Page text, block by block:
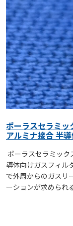
ポーラスセラミ
アルミナ接合 半
ポーラスセラミッ
導体向けガスフィル
で外周からのガスリ
ーションが求めら